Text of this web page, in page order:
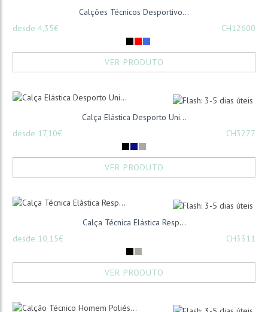
Calções Técnicos Desportivo...
desde 4,35€
CH12600
VER PRODUTO
Calça Elástica Desporto Uni...
desde 17,10€
CH3277
VER PRODUTO
Calça Técnica Elástica Resp...
desde 10,15€
CH3311
VER PRODUTO